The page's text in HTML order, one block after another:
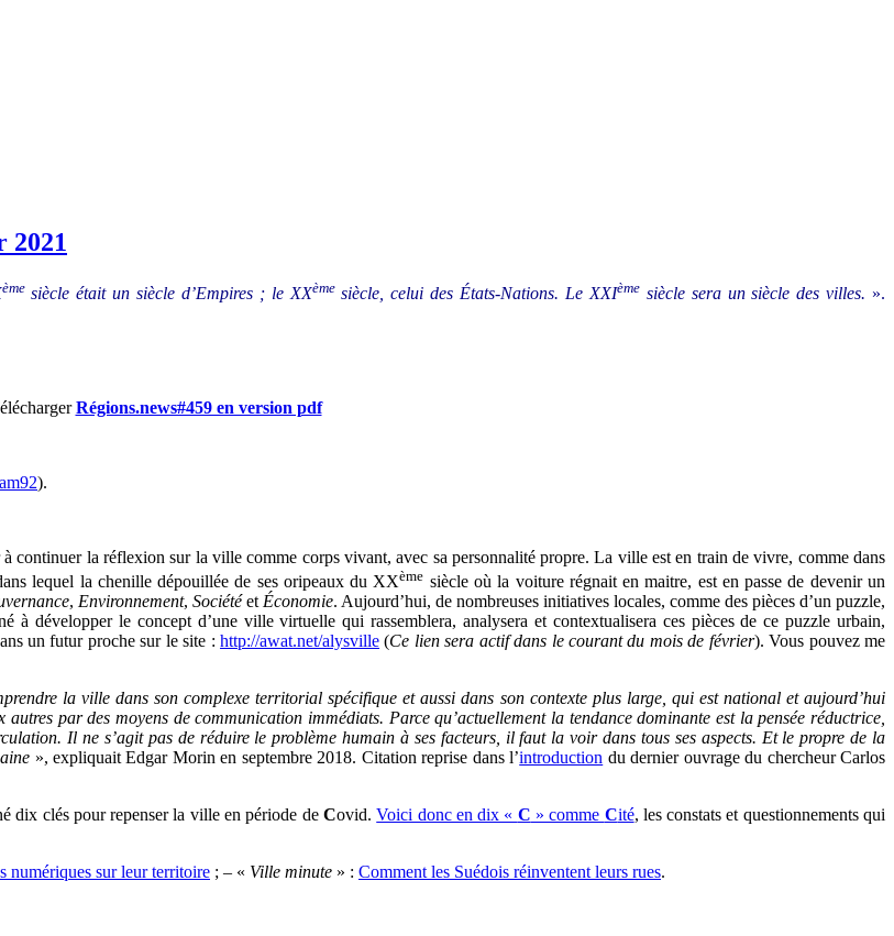
2021
èmesiècle était un siècle d’Empires ; le XXèmesiècle, celui des États-Nations. Le XXIèmesiècle sera un siècle des villes. ».
Régions.news#459 en version pdf
).
continuer la réflexion sur la ville comme corps vivant, avec sa personnalité propre. La ville est en train de vivre, comme dans
lequel la chenille dépouillée de ses oripeaux du XXème siècle où la voiture régnait en maitre, est en passe de devenir un
, Environnement, Sociétéet Économie. Aujourd’hui, de nombreuses initiatives locales, comme des pièces d’un puzzle,
à développer le concept d’une ville virtuelle qui rassemblera, analysera et contextualisera ces pièces de ce puzzle urbain,
un futur proche sur le site :http://awat.net/alysville (Ce lien sera actif dans le courant du mois de février). Vous pouvez me
la ville dans son complexe territorial spécifique et aussi dans son contexte plus large, qui est national et aujourd’hui
par des moyens de communication immédiats. Parce qu’actuellement la tendance dominante est la pensée réductrice,
Il ne s’agit pas de réduire le problème humain à ses facteurs, il faut la voir dans tous ses aspects. Et le propre de la
», expliquait Edgar Morin en septembre 2018. Citation reprise dans l’introduction du dernier ouvrage du chercheur Carlos
dix clés pour repenser la ville en période de Covid.Voici donc en dix « C » comme Cité, les constats et questionnements qui
numériques sur leur territoire ; – « Ville minute » : Comment les Suédois réinventent leurs rues.